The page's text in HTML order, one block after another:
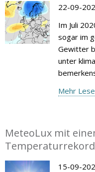
22-09-
Im Juli
sogar im
Gewitter
unter
Mehr
MeteoLux mit
15-09-